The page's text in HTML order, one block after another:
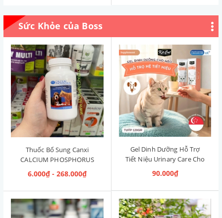
Sức Khỏe của Boss
Thuốc Bổ Sung Canxi
CALCIUM PHOSPHORUS
Mỹ (Hộp 50 viên)
6.000₫ - 268.000₫
Gel Dinh Dưỡng Hỗ Trợ
Tiết Niệu Urinary Care Cho
Mèo KitCat Singapore 120g
90.000₫